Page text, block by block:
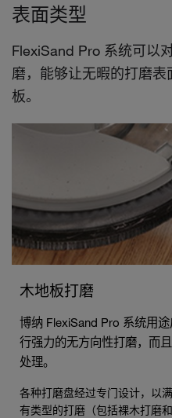
表面类型
FlexiSand Pro 系统可以
磨，能够让无暇的打磨
板。
木地板打磨
博纳 FlexiSand Pro 系统用
行强力的无方向性打磨，而
处理。
各种打磨盘经过专门设计，以
有类型的打磨（包括裸木打磨